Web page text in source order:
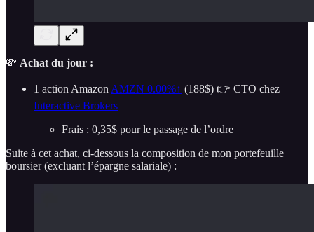
💸 Achat du jour :
1 action Amazon AMZN 0.00%↑ (188$) 👉 CTO chez
Interactive Brokers
Frais : 0,35$ pour le passage de l’ordre
Suite à cet achat, ci-dessous la composition de mon portefeuille
boursier (excluant l’épargne salariale) :